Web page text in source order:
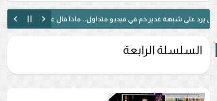
شبهة غدير خم في فيديو متداول.. ماذا قال عن حديث «من كنت مولاه
السلسلة الرابعة